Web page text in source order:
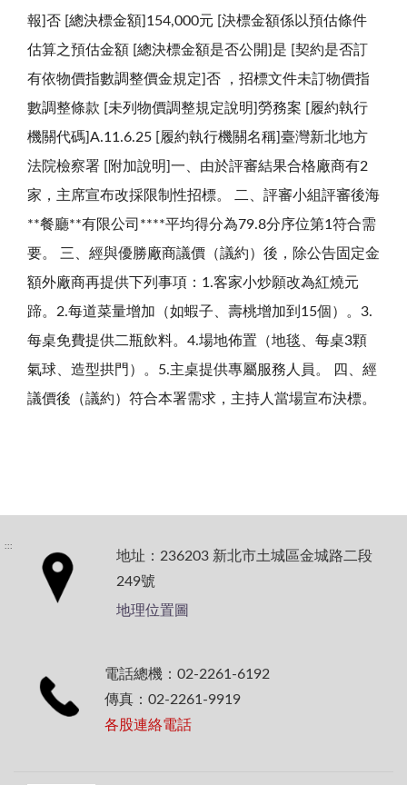
報]否 [總決標金額]154,000元 [決標金額係以預估條件
估算之預估金額 [總決標金額是否公開]是 [契約是否訂
有依物價指數調整價金規定]否 ，招標文件未訂物價指
數調整條款 [未列物價調整規定說明]勞務案 [履約執行
機關代碼]A.11.6.25 [履約執行機關名稱]臺灣新北地方
法院檢察署 [附加說明]一、由於評審結果合格廠商有2
家，主席宣布改採限制性招標。 二、評審小組評審後海
**餐廳**有限公司****平均得分為79.8分序位第1符合需
要。 三、經與優勝廠商議價（議約）後，除公告固定金
額外廠商再提供下列事項：1.客家小炒願改為紅燒元
蹄。2.每道菜量增加（如蝦子、壽桃增加到15個）。3.
每桌免費提供二瓶飲料。4.場地佈置（地毯、每桌3顆
氣球、造型拱門）。5.主桌提供專屬服務人員。 四、經
議價後（議約）符合本署需求，主持人當場宣布決標。
:::
地址：236203 新北市土城區金城路二段
249號
地理位置圖
電話總機：02-2261-6192
傳真：02-2261-9919
各股連絡電話